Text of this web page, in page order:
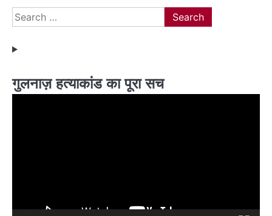
Search
for:
गुलनाज़ हत्याकांड का पूरा सच